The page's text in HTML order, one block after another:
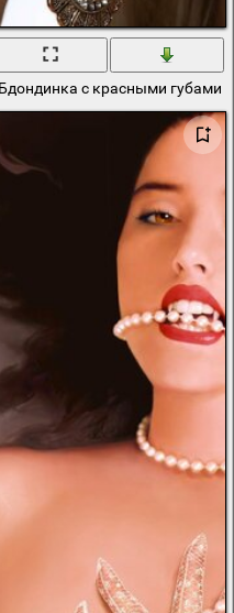
столом
Бдондинка с красными губами